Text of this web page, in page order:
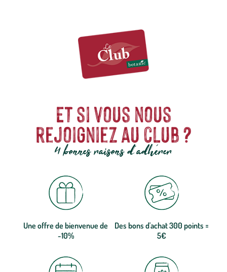
Et si vous nous
rejoigniez au club ?
4 bonnes raisons d'adhérer
Une offre de bienvenue de
-10%
Des bons d'achat 300 points =
5€